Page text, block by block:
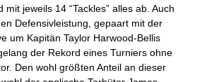
jeweils 14 “Tackles” alles ab. Auch
Defensivleistung, gepaart mit der
um Kapitän Taylor Harwood-Bellis
der Rekord eines Turniers ohne
Den wohl größten Anteil an dieser